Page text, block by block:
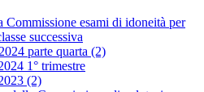
Commissione esami di idoneità per
successiva
parte quarta (2)
1° trimestre
(2)